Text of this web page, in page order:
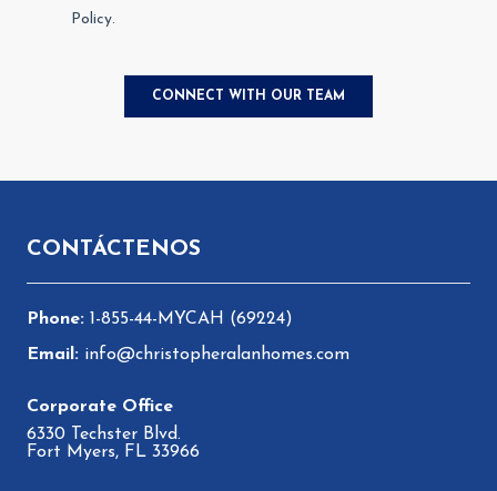
CONTÁCTENOS
1-855-44-MYCAH (69224)
info@christopheralanhomes.com
6330 Techster Blvd.
Fort Myers, FL 33966